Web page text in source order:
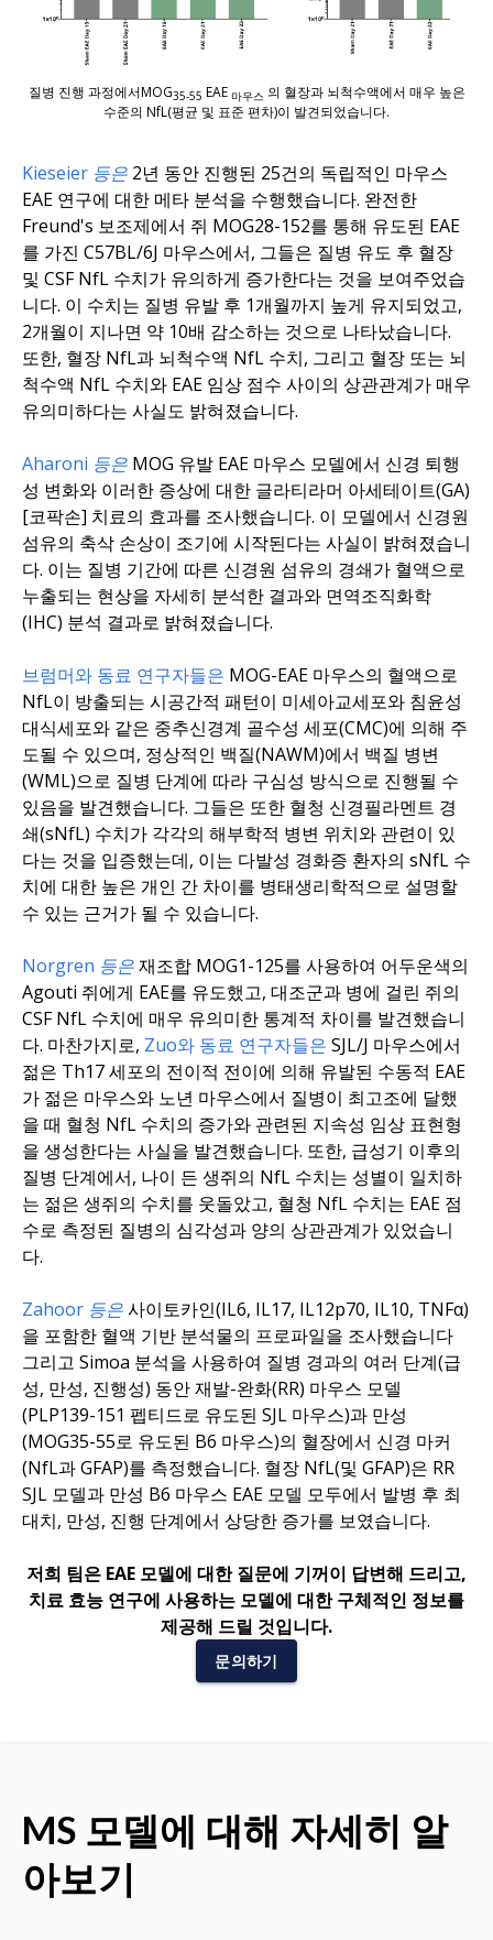
질병 진행 과정에서MOG35-55 EAE마우스 의 혈장과 뇌척수액에서 매우 높은
수준의 NfL(평균 및 표준 편차)이 발견되었습니다.
Kieseier 등은 2년 동안 진행된 25건의 독립적인 마우스
EAE 연구에 대한 메타 분석을 수행했습니다. 완전한
Freund's 보조제에서 쥐 MOG28-152를 통해 유도된 EAE
를 가진 C57BL/6J 마우스에서, 그들은 질병 유도 후 혈장
및 CSF NfL 수치가 유의하게 증가한다는 것을 보여주었습
니다. 이 수치는 질병 유발 후 1개월까지 높게 유지되었고,
2개월이 지나면 약 10배 감소하는 것으로 나타났습니다.
또한, 혈장 NfL과 뇌척수액 NfL 수치, 그리고 혈장 또는 뇌
척수액 NfL 수치와 EAE 임상 점수 사이의 상관관계가 매우
유의미하다는 사실도 밝혀졌습니다.
Aharoni 등은 MOG 유발 EAE 마우스 모델에서 신경 퇴행
성 변화와 이러한 증상에 대한 글라티라머 아세테이트(GA)
[코팍손] 치료의 효과를 조사했습니다. 이 모델에서 신경원
섬유의 축삭 손상이 조기에 시작된다는 사실이 밝혀졌습니
다. 이는 질병 기간에 따른 신경원 섬유의 경쇄가 혈액으로
누출되는 현상을 자세히 분석한 결과와 면역조직화학
(IHC) 분석 결과로 밝혀졌습니다.
브럼머와 동료 연구자들은 MOG-EAE 마우스의 혈액으로
NfL이 방출되는 시공간적 패턴이 미세아교세포와 침윤성
대식세포와 같은 중추신경계 골수성 세포(CMC)에 의해 주
도될 수 있으며, 정상적인 백질(NAWM)에서 백질 병변
(WML)으로 질병 단계에 따라 구심성 방식으로 진행될 수
있음을 발견했습니다. 그들은 또한 혈청 신경필라멘트 경
쇄(sNfL) 수치가 각각의 해부학적 병변 위치와 관련이 있
다는 것을 입증했는데, 이는 다발성 경화증 환자의 sNfL 수
치에 대한 높은 개인 간 차이를 병태생리학적으로 설명할
수 있는 근거가 될 수 있습니다.
Norgren 등은재조합 MOG1-125를 사용하여 어두운색의
Agouti 쥐에게 EAE를 유도했고, 대조군과 병에 걸린 쥐의
CSF NfL 수치에 매우 유의미한 통계적 차이를 발견했습니
다. 마찬가지로, Zuo와 동료 연구자들은 SJL/J 마우스에서
젊은 Th17 세포의 전이적 전이에 의해 유발된 수동적 EAE
가 젊은 마우스와 노년 마우스에서 질병이 최고조에 달했
을 때 혈청 NfL 수치의 증가와 관련된 지속성 임상 표현형
을 생성한다는 사실을 발견했습니다. 또한, 급성기 이후의
질병 단계에서, 나이 든 생쥐의 NfL 수치는 성별이 일치하
는 젊은 생쥐의 수치를 웃돌았고, 혈청 NfL 수치는 EAE 점
수로 측정된 질병의 심각성과 양의 상관관계가 있었습니
다.
Zahoor 등은사이토카인(IL6, IL17, IL12p70, IL10, TNFα)
을 포함한 혈액 기반 분석물의 프로파일을 조사했습니다
그리고 Simoa 분석을 사용하여 질병 경과의 여러 단계(급
성, 만성, 진행성) 동안 재발-완화(RR) 마우스 모델
(PLP139-151 펩티드로 유도된 SJL 마우스)과 만성
(MOG35-55로 유도된 B6 마우스)의 혈장에서 신경 마커
(NfL과 GFAP)를 측정했습니다. 혈장 NfL(및 GFAP)은 RR
SJL 모델과 만성 B6 마우스 EAE 모델 모두에서 발병 후 최
대치, 만성, 진행 단계에서 상당한 증가를 보였습니다.
저희 팀은 EAE 모델에 대한 질문에 기꺼이 답변해 드리고,
치료 효능 연구에 사용하는 모델에 대한 구체적인 정보를
제공해 드릴 것입니다.
문의하기
MS 모델에 대해 자세히 알
아보기